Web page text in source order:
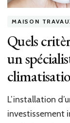
MAISON
Quels
un
L’installation
investissement